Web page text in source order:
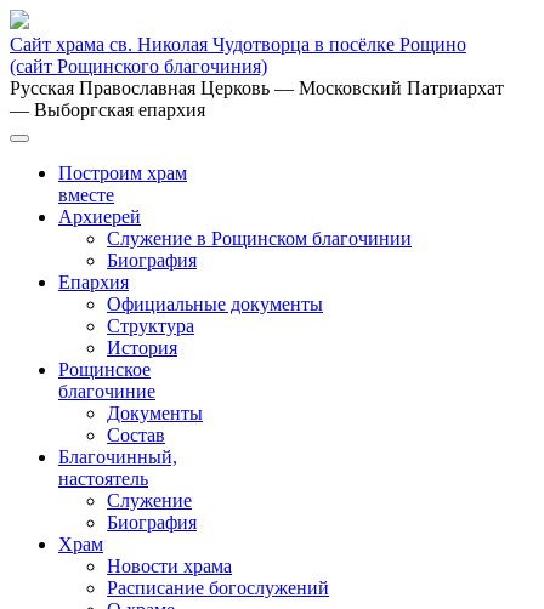
Сайт храма св. Николая Чудотворца в посёлке Рощино
(сайт Рощинского благочиния)
Русская Православная Церковь — Московский Патриархат
— Выборгская епархия
Построим храм
вместе
Архиерей
Служение в Рощинском благочинии
Биография
Епархия
Официальные документы
Структура
История
Рощинское
благочиние
Документы
Состав
Благочинный,
настоятель
Служение
Биография
Храм
Новости храма
Расписание богослужений